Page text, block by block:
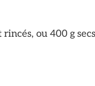
ou 400 g